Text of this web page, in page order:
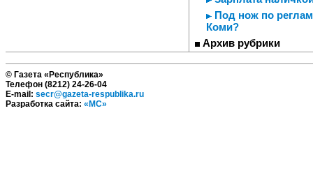
Под нож по
Коми?
Архив рубрики
© Газета «Республика»
Телефон (8212) 24-26-04
E-mail: secr@gazeta-respublika.ru
Разработка сайта: «МС»